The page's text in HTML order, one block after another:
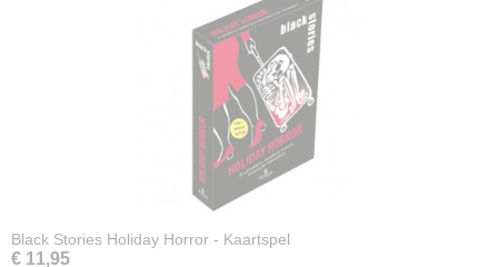
Black Stories Holiday Horror - Kaartspel
€ 11,95